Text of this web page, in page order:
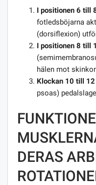
I positionen 6 till
fotledsböjarna
(dorsiflexion)
I positionen 8 till
hälen mot
Klockan 10 till
psoas)
DERAS